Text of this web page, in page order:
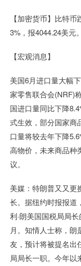
【加密货币】比特
3%，报4044.24美元。
【宏观消息】
美国6月进口量大幅
家零售联合会(NRF)
国进口量同比下降
式生效，部分国家商
口量将较去年下降
高物价，未来商品种
议。
美媒：特朗普又又更
长。据纽约时报报道
利·朗美国国税局局
月。知情人士称，
友，预计将被提名出
局局长一职。今年以